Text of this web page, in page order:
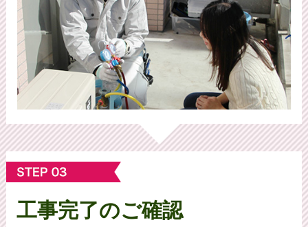
工事完了のご確認